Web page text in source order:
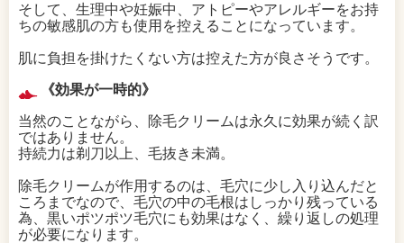
そして、生理中や妊娠中、アトピーやアレルギーをお持
ちの敏感肌の方も使用を控えることになっています。
肌に負担を掛けたくない方は控えた方が良さそうです。
《効果が一時的》
当然のことながら、除毛クリームは永久に効果が続く訳
ではありません。
持続力は剃刀以上、毛抜き未満。
除毛クリームが作用するのは、毛穴に少し入り込んだと
ころまでなので、毛穴の中の毛根はしっかり残っている
為、黒いポツポツ毛穴にも効果はなく、繰り返しの処理
が必要になります。